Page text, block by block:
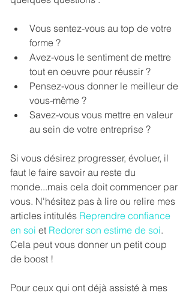
Vous sentez-vous au top de votre
forme ?
Avez-vous le sentiment de mettre
tout en oeuvre pour réussir ?
Pensez-vous donner le meilleur de
vous-même ?
Savez-vous vous mettre en valeur
au sein de votre entreprise ?
Si vous désirez progresser, évoluer, il
faut le faire savoir au reste du
monde...mais cela doit commencer par
vous. N'hésitez pas à lire ou relire mes
articles intitulés Reprendre confiance
en soi et Redorer son estime de soi.
Cela peut vous donner un petit coup
de boost !
Pour ceux qui ont déjà assisté à mes